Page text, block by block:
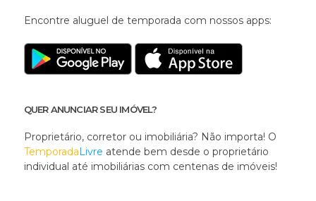
Encontre aluguel de temporada com nossos apps:
QUER ANUNCIAR SEU IMÓVEL?
Proprietário, corretor ou imobiliária? Não importa! O
TemporadaLivre atende bem desde o proprietário
individual até imobiliárias com centenas de imóveis!